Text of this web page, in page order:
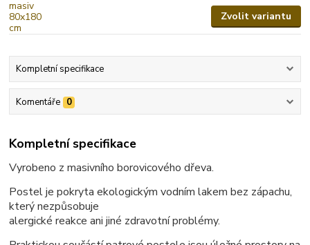
Zvolit variantu
Kompletní specifikace
Komentáře 0
Kompletní specifikace
Vyrobeno z masivního borovicového dřeva.
Postel je pokryta ekologickým vodním lakem bez zápachu,
který nezpůsobuje
alergické reakce ani jiné zdravotní problémy.